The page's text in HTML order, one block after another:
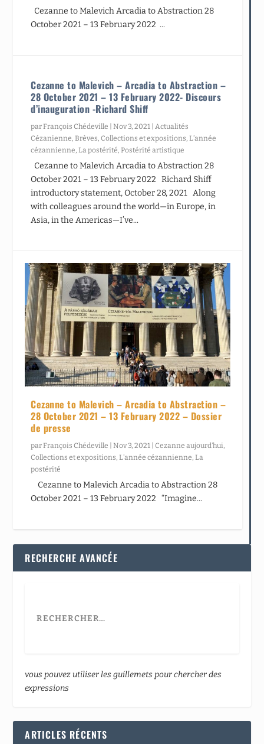
Cezanne to Malevich Arcadia to Abstraction 28
October 2021 – 13 February 2022 ...
Cezanne to Malevich – Arcadia to Abstraction –
28 October 2021 – 13 February 2022- Discours
d’inauguration -Richard Shiff
par François Chédeville Nov 3, 2021
Actualités
Cézanienne Brèves ,Collections et expositions L’année
cézannienne La postérité Postérité artistique
Cezanne to Malevich Arcadia to Abstraction 28
October 2021 – 13 February 2022 Richard Shiff
introductory statement, October 28, 2021 Along
with colleagues around the world—in Europe, in
Asia, in the Americas—I’ve...
Cezanne to Malevich – Arcadia to Abstraction –
28 October 2021 – 13 February 2022 – Dossier
de presse
par François Chédeville Nov 3, 2021 |Cezanne aujourd’hui
Collections et expositions L’année cézannienne La
postérité
Cezanne to Malevich Arcadia to Abstraction 28
October 2021 – 13 February 2022 “Imagine...
RECHERCHE AVANCÉE
vous pouvez utiliser les guillemets pour chercher des
expressions
ARTICLES RÉCENTS